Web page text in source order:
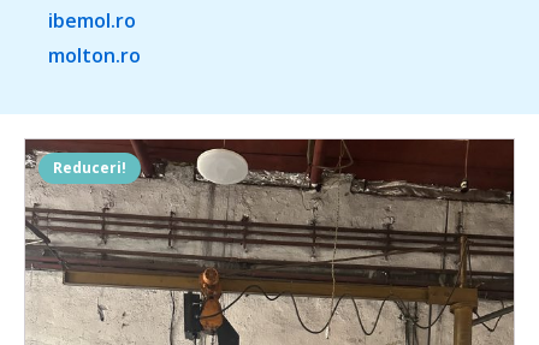
ibemol.ro
molton.ro
Reduceri!